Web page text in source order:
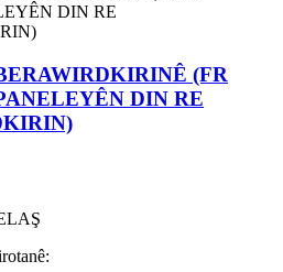
(FR
DIN RE